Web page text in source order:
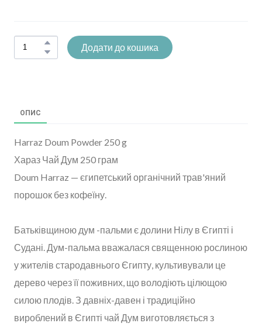
Додати до кошика
ОПИС
Harraz Doum Powder 250 g
Хараз Чай Дум 250 грам
Doum Harraz — єгипетський органічний трав'яний
порошок без кофеїну.
Батьківщиною дум -пальми є долини Нілу в Єгипті і
Судані. Дум-пальма вважалася священною рослиною
у жителів стародавнього Єгипту, культивували це
дерево через її поживних, що володіють цілющою
силою плодів. З давніх-давен і традиційно
вироблений в Єгипті чай Дум виготовляється з